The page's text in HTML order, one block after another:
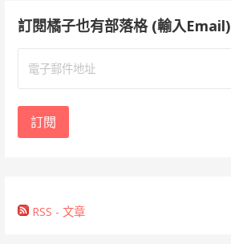
訂閱橘子也有部落格 (輸入Email)
地
訂閱
RSS - 文章